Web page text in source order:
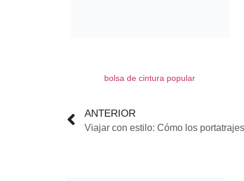
bolsa de cintura popular
ANTERIOR